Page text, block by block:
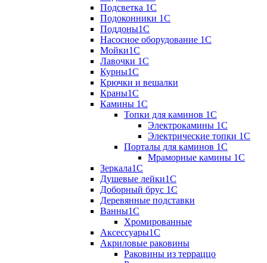
Подсветка 1С
Подоконники 1С
Поддоны1С
Насосное оборудование 1С
Мойки1С
Лавочки 1С
Курны1С
Крючки и вешалки
Краны1С
Камины 1C
Топки для каминов 1C
Электрокамины 1С
Электрические топки 1C
Порталы для каминов 1С
Мраморные камины 1C
Зеркала1С
Душевые лейки1С
Доборный брус 1С
Деревянные подставки
Ванны1С
Хромированные
Аксессуары1С
Акриловые раковины
Раковины из терраццо